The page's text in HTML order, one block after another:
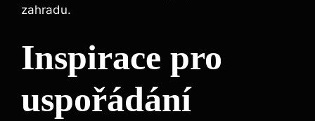
zahradu.
Inspirace pro
‌uspořádání⁣